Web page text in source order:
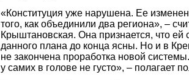
«Конституция уже нарушена. Ее
того, как объединили два региона», –
Крыштановская. Она признается, что ей
данного плана до конца ясны. Но и в
не закончена проработка новой
у самих в голове не густо», – полагает